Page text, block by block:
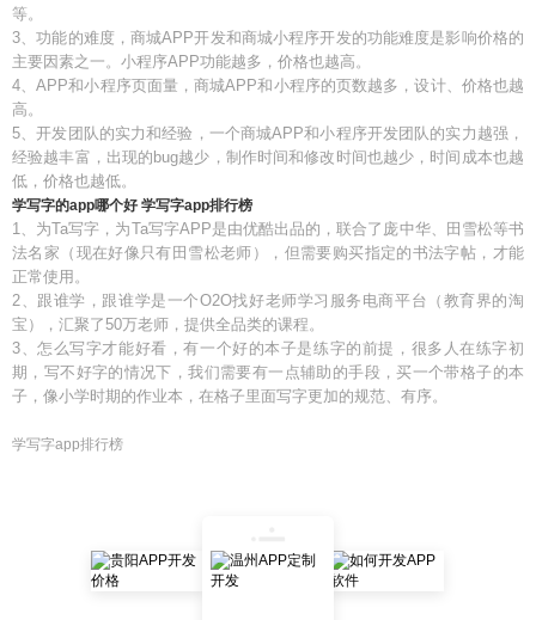
等。
3、功能的难度，商城APP开发和商城小程序开发的功能难度是影响价格的
主要因素之一。小程序APP功能越多，价格也越高。
4、APP和小程序页面量，商城APP和小程序的页数越多，设计、价格也越
高。
5、开发团队的实力和经验，一个商城APP和小程序开发团队的实力越强，
经验越丰富，出现的bug越少，制作时间和修改时间也越少，时间成本也越
低，价格也越低。
学写字的app哪个好 学写字app排行榜
1、为Ta写字，为Ta写字APP是由优酷出品的，联合了庞中华、田雪松等书
法名家（现在好像只有田雪松老师），但需要购买指定的书法字帖，才能
正常使用。
2、跟谁学，跟谁学是一个O2O找好老师学习服务电商平台（教育界的淘
宝），汇聚了50万老师，提供全品类的课程。
3、怎么写字才能好看，有一个好的本子是练字的前提，很多人在练字初
期，写不好字的情况下，我们需要有一点辅助的手段，买一个带格子的本
子，像小学时期的作业本，在格子里面写字更加的规范、有序。
学写字app排行榜